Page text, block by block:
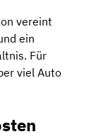
vereint
ein
Für
viel Auto